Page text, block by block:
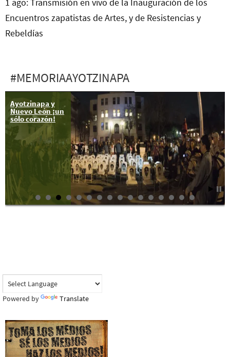
1 ago: Transmisión en vivo de la Inauguración de los
Encuentros zapatistas de Artes, y de Resistencias y
Rebeldías
#MEMORIAAYOTZINAPA
Ayotzinapa y
Nuevo León ¡un
sólo corazón!
Hip hop
activista por
Ayotzinapa
Powered by Translate